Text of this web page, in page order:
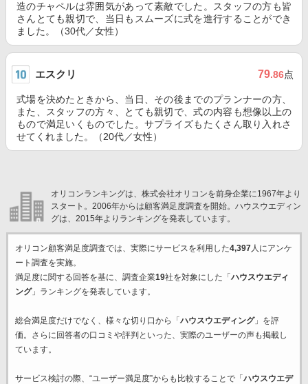
造のチャペルは雰囲気があって素敵でした。スタッフの方も皆
さんとても親切で、当日もスムーズに式を進行することができ
ました。（30代／女性）
エスクリ 79.86点
式場を決めたときから、当日、その後までのプランナーの方、
また、スタッフの方々、とても親切で、式の内容も想像以上の
もので満足いくものでした。サプライズもたくさん取り入れさ
せてくれました。（20代／女性）
オリコンランキングは、株式会社オリコンを前身企業に1967年より
スタート。2006年からは顧客満足度調査を開始。ハウスウエディン
グは、2015年よりランキングを発表しています。
オリコン顧客満足度調査では、実際にサービスを利用した4,397人にアンケ
ート調査を実施。
満足度に関する回答を基に、調査企業19社を対象にした「 ハウスウエディ
ング」ランキングを発表しています。
総合満足度だけでなく、様々な切り口から「 ハウスウエディング」を評
価。さらに回答者の口コミや評判といった、実際のユーザーの声も掲載し
ています。
サービス検討の際、“ユーザー満足度”からも比較することで「 ハウスウエデ